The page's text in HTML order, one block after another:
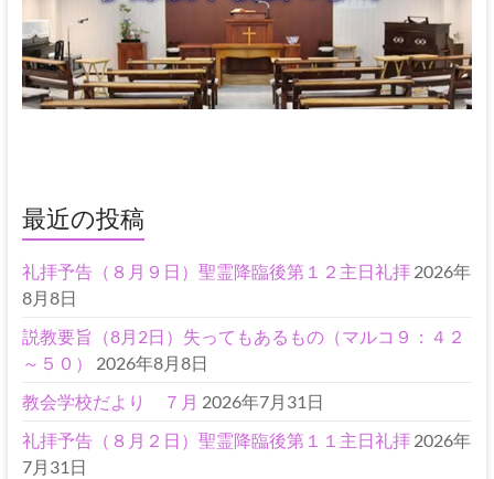
最近の投稿
礼拝予告（８月９日）聖霊降臨後第１２主日礼拝 2026年
8月8日
説教要旨（8月2日）失ってもあるもの（マルコ９：４２
～５０）
2026年8月8日
教会学校だより ７月 2026年7月31日
礼拝予告（８月２日）聖霊降臨後第１１主日礼拝 2026年
7月31日